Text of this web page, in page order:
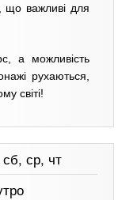
що важливі для
а можливість
рухаються,
світі!
ср, чт